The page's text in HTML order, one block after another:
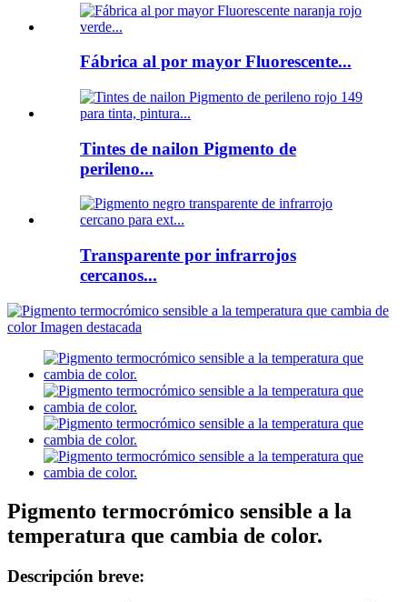
Fábrica al por mayor Fluorescente...
Tintes de nailon Pigmento de
perileno...
Transparente por infrarrojos
cercanos...
Pigmento termocrómico sensible a la
temperatura que cambia de color.
Descripción breve: